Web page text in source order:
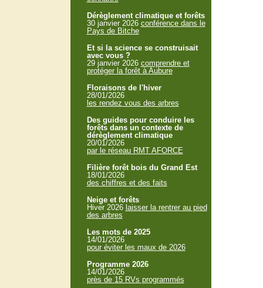
Dérèglement climatique et forêts
30 janvier 2026 conférence dans le
Pays de Bitche
Et si la science se construisait
avec vous ?
29 janvier 2026 comprendre et
protéger la forêt à Aubure
Floraisons de l'hiver
28/01/2026
les rendez vous des arbres
Des guides pour conduire les
forêts dans un contexte de
dérèglement climatique
20/01/2026
par le réseau RMT AFORCE
Filière forêt bois du Grand Est
18/01/2026
des chiffres et des faits
Neige et forêts
Hiver 2026 laisser la rentrer au pied
des arbres
Les mots de 2025
14/01/2026
pour éviter les maux de 2026
Programme 2026
14/01/2026
près de 15 RVs programmés